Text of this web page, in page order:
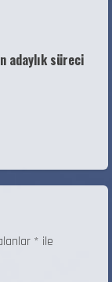
adaylık süreci
* ile